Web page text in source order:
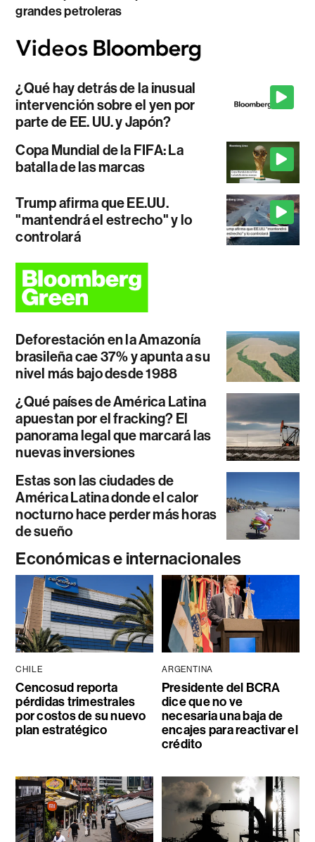
grandes petroleras
¿Qué hay detrás de la inusual
intervención sobre el yen por
parte de EE. UU. y Japón?
Copa Mundial de la FIFA: La
batalla de las marcas
Trump afirma que EE.UU.
"mantendrá el estrecho" y lo
controlará
Deforestación en la Amazonía
brasileña cae 37% y apunta a su
nivel más bajo desde 1988
¿Qué países de América Latina
apuestan por el fracking? El
panorama legal que marcará las
nuevas inversiones
Estas son las ciudades de
América Latina donde el calor
nocturno hace perder más horas
de sueño
Económicas e internacionales
CHILE
Cencosud reporta
pérdidas trimestrales
por costos de su nuevo
plan estratégico
ARGENTINA
Presidente del BCRA
dice que no ve
necesaria una baja de
encajes para reactivar el
crédito